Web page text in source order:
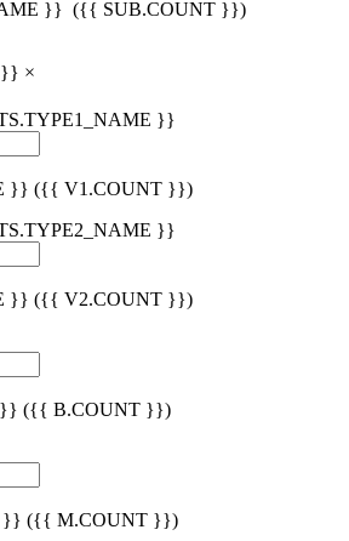
}} ({{ SUB.COUNT }})
}} ×
}}
}} ({{ V1.COUNT }})
}}
}} ({{ V2.COUNT }})
({{ B.COUNT }})
}} ({{ M.COUNT }})